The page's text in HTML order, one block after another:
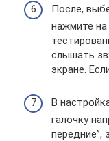
После,
нажмите на
слышать
экране.
В
галочку
передние”,